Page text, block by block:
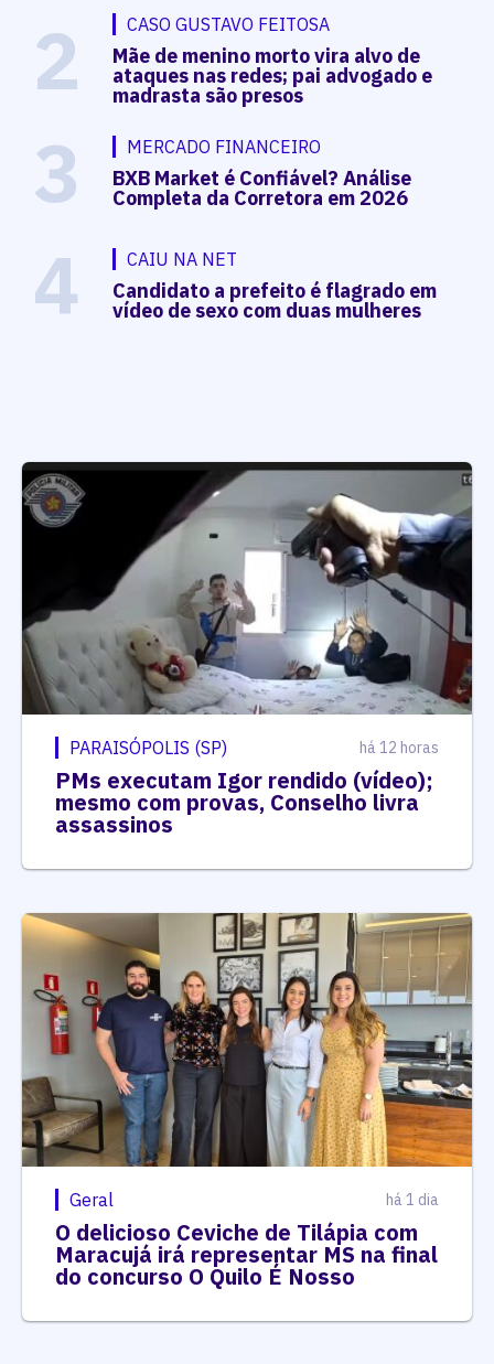
2 CASO GUSTAVO FEITOSA
Mãe de menino morto vira alvo de
ataques nas redes; pai advogado e
madrasta são presos
3 MERCADO FINANCEIRO
BXB Market é Confiável? Análise
Completa da Corretora em 2026
4 CAIU NA NET
Candidato a prefeito é flagrado em
vídeo de sexo com duas mulheres
PARAISÓPOLIS (SP) há 12 horas
PMs executam Igor rendido (vídeo);
mesmo com provas, Conselho livra
assassinos
Geral há 1 dia
O delicioso Ceviche de Tilápia com
Maracujá irá representar MS na final
do concurso O Quilo É Nosso